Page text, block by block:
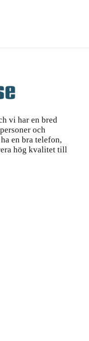
vi har en bred
och
en bra telefon,
hög kvalitet till